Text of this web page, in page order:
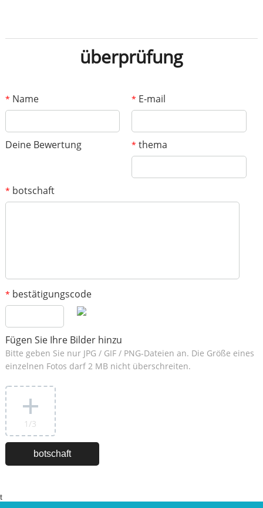
überprüfung
* Name * E-mail
Deine Bewertung * thema
* botschaft
* bestätigungscode
Fügen Sie Ihre Bilder hinzu
Bitte geben Sie nur JPG / GIF / PNG-Dateien an. Die Größe eines
einzelnen Fotos darf 2 MB nicht überschreiten.
1 /3
t